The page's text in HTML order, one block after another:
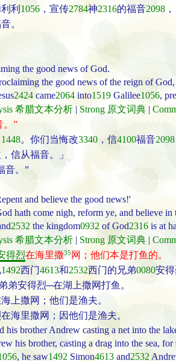
利 1056 ，宣传2784神2316的福音2098 ，
。
the good news of God.
the good news of the reign of God,
2424 came2064 into1519 Galilee1056,
希腊文本分析 | Strong 原文词典 |
。”
1448。你们当悔改3340 ，信4100福音2098
信从福音。」
音。”
and believe the good news!'
hath come nigh, reform ye, and believe in
2532 the kingdom0932 of God2316 is at
希腊文本分析 | Strong 原文词典 |
得烈在海里撒35 网；他们本是打鱼的。
1492西门4613和2532西门的兄弟0080安
弟安得烈─在湖上撒网打鱼。
上撒网；他们是渔夫。
海里撒网；因他们是渔夫。
his brother Andrew casting a net into the
his brother, casting a drag into the sea, for
, he saw1492 Simon4613 and2532